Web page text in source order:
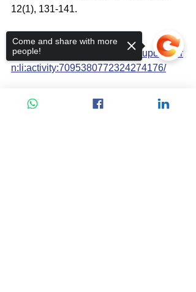
12(1), 131-141.
Publicado en Linkedin
https://www.linkedin.com/feed/update/ur
n:li:activity:7095380772324274176/
Come and share with more
people!